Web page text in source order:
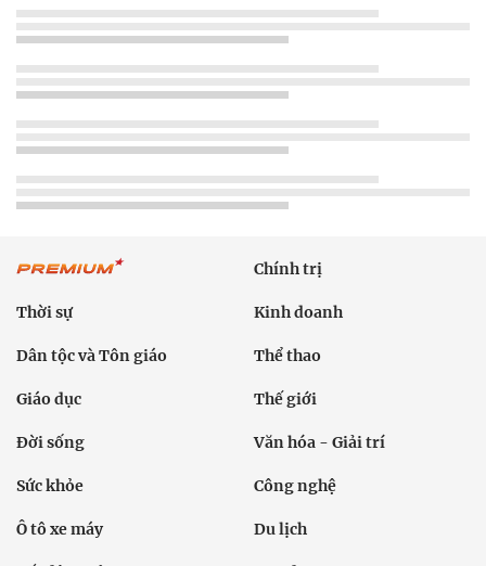
Chính trị
Thời sự Kinh doanh
Dân tộc và Tôn giáo Thể thao
Giáo dục Thế giới
Đời sống Văn hóa - Giải trí
Sức khỏe Công nghệ
Ô tô xe máy Du lịch